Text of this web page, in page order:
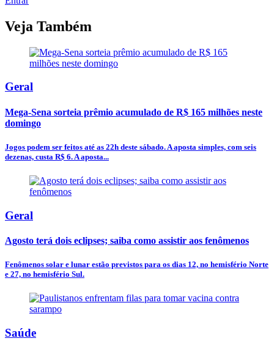
Veja Também
Geral
Mega-Sena sorteia prêmio acumulado de R$ 165 milhões neste
domingo
Jogos podem ser feitos até as 22h deste sábado. A aposta simples, com seis
dezenas, custa R$ 6. A aposta...
Geral
Agosto terá dois eclipses; saiba como assistir aos fenômenos
Fenômenos solar e lunar estão previstos para os dias 12, no hemisfério Norte
e 27, no hemisfério Sul.
Saúde